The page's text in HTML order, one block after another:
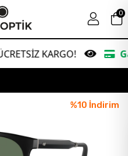
Garanti
0
%10 İndirim